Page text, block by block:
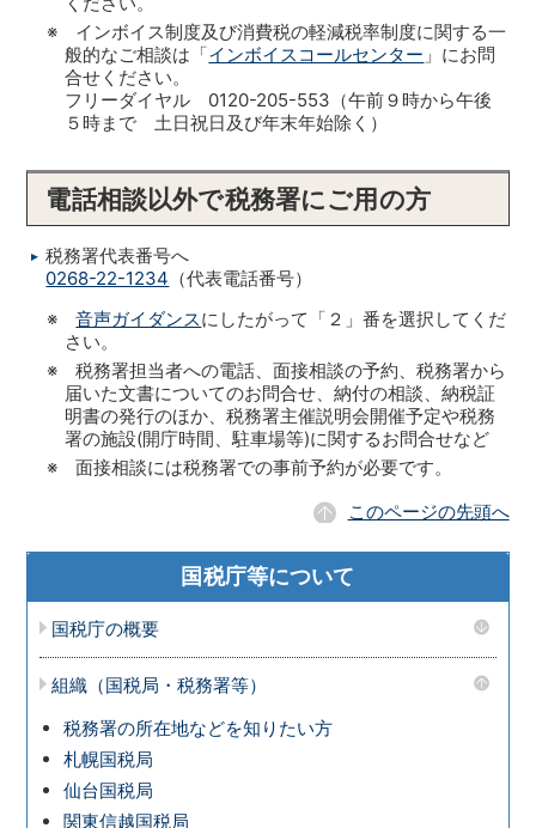
※ インボイス制度及び消費税の軽減税率制度に関する一
般的なご相談は「インボイスコールセンター 」にお問
合せください。
フリーダイヤル 0120-205-553（午前９時から午後
５時まで 土日祝日及び年末年始除く）
電話相談以外で税務署にご用の方
税務署代表番号へ
0268-22-1234 （代表電話番号）
※音声ガイダンスにしたがって「２」番を選択してくだ
さい。
※ 税務署担当者への電話、面接相談の予約、税務署から
届いた文書についてのお問合せ、納付の相談、納税証
明書の発行のほか、税務署主催説明会開催予定や税務
署の施設(開庁時間、駐車場等)に関するお問合せなど
※ 面接相談には税務署での事前予約が必要です。
このページの先頭へ
国税庁等について
国税庁の概要
組織（国税局・税務署等）
税務署の所在地などを知りたい方
札幌国税局
仙台国税局
関東信越国税局